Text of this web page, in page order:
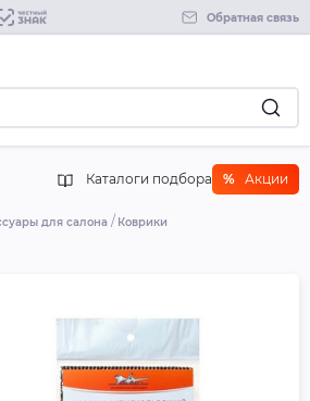
Обратная связь
Каталоги подбора % Акции
для салона Коврики